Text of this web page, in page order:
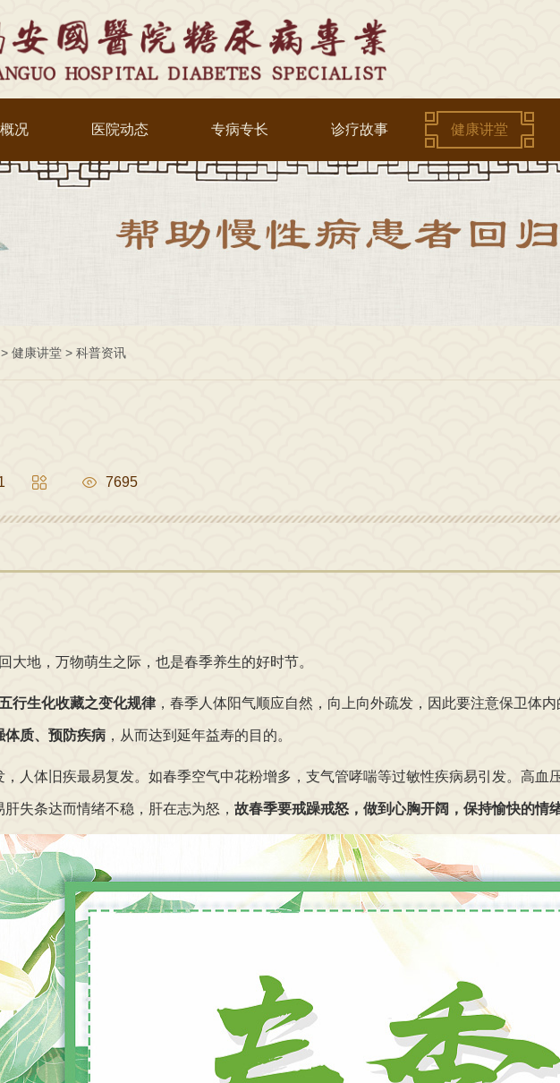
况 医院动态 专病专长 诊疗故事 健康讲堂
> 健康讲堂 > 科普资讯
7695
地，万物萌生之际，也是春季养生的好时节。
行生化收藏之变化规律，春季人体阳气顺应自然，向上向外疏发，因此要注意保卫体
体质、预防疾病，从而达到延年益寿的目的。
体旧疾最易复发。如春季空气中花粉增多，支气管哮喘等过敏性疾病易引发。高血
失条达而情绪不稳，肝在志为怒， 故春季要戒躁戒怒，做到心胸开阔，保持愉快的情